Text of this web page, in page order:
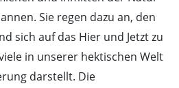
Sie regen dazu an, den
sich auf das Hier und Jetzt zu
in unserer hektischen Welt
darstellt. Die